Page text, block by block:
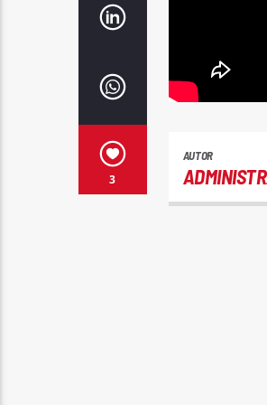
3
AUTOR